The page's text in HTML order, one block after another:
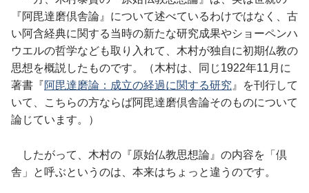
『阿毘達磨倶舎論』について述べているわけではなく、古
い阿含経典に関する当時の新たな研究成果やショーペンハ
ウエルの哲学なども取り入れて、木村が独自に初期仏教の
思想を概説したものです。（木村は、同じ1922年11月に
著書『阿毘達磨論：成立の経過に関する研究 』を刊行して
いて、こちらの方ならば阿毘達磨倶舎論そのものについて
論じています。）
したがって、木村の『原始仏教思想論』の内容を「倶
舎」と呼ぶというのは、本来はちょっと違うのです。